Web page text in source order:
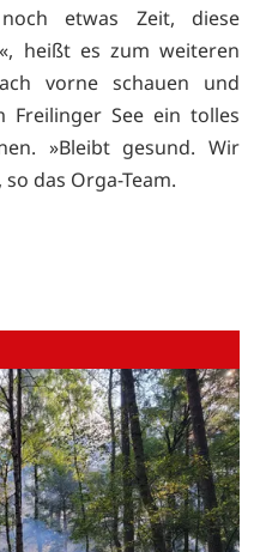
etwas Zeit, diese
heißt es zum weiteren
vorne schauen und
Freilinger See ein tolles
»Bleibt gesund. Wir
das Orga-Team.